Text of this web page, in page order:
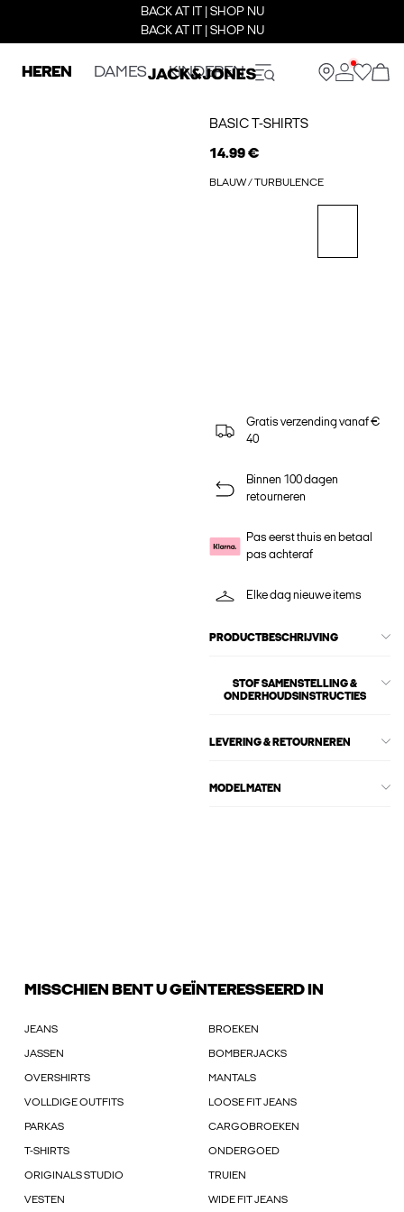
BACK AT IT | SHOP NU
BACK AT IT | SHOP NU
HEREN DAMES KINDEREN
BASIC T-SHIRTS
14.99 €
BLAUW / TURBULENCE
Gratis verzending vanaf €
40
Binnen 100 dagen
retourneren
Pas eerst thuis en betaal
pas achteraf
Elke dag nieuwe items
PRODUCTBESCHRIJVING
STOF SAMENSTELLING &
ONDERHOUDSINSTRUCTIES
LEVERING & RETOURNEREN
MODELMATEN
MISSCHIEN BENT U GEÏNTERESSEERD IN
JEANS BROEKEN
JASSEN BOMBERJACKS
OVERSHIRTS MANTALS
VOLLDIGE OUTFITS LOOSE FIT JEANS
PARKAS CARGOBROEKEN
T-SHIRTS ONDERGOED
ORIGINALS STUDIO TRUIEN
VESTEN WIDE FIT JEANS